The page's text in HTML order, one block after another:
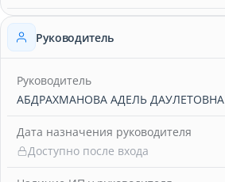
Руководитель
Руководитель
АБДРАХМАНОВА АДЕЛЬ ДАУЛЕТОВНА
Дата назначения руководителя
Доступно после входа